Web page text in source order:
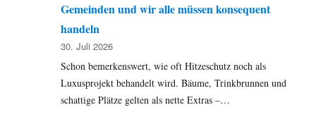
Gemeinden und wir alle müssen konsequent
handeln
30. Juli 2026
Schon bemerkenswert, wie oft Hitzeschutz noch als
Luxusprojekt behandelt wird. Bäume, Trinkbrunnen und
schattige Plätze gelten als nette Extras –…